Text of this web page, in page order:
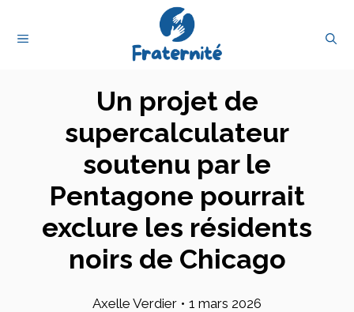
MENU
Un projet de
supercalculateur
soutenu par le
Pentagone pourrait
exclure les résidents
noirs de Chicago
Axelle Verdier • 1 mars 2026